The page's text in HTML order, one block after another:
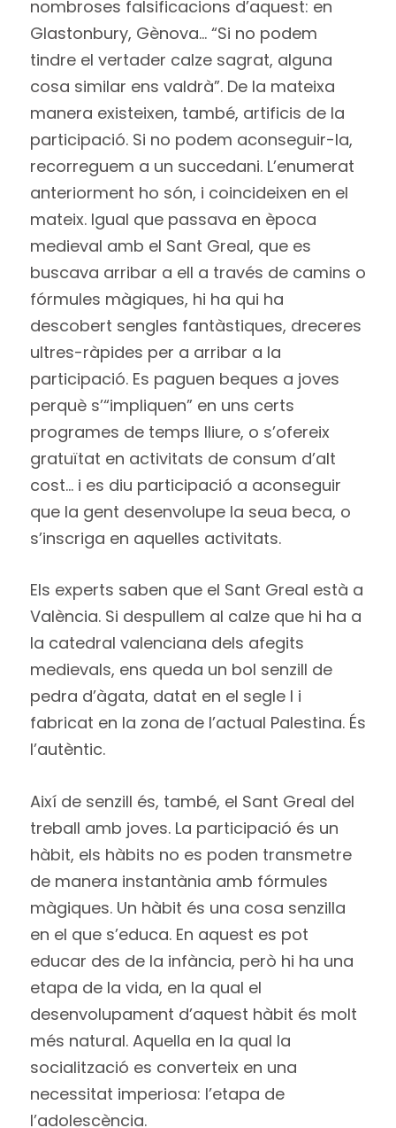
nombroses falsificacions d’aquest: en
Glastonbury, Gènova… “Si no podem
tindre el vertader calze sagrat, alguna
cosa similar ens valdrà”. De la mateixa
manera existeixen, també, artificis de la
participació. Si no podem aconseguir-la,
recorreguem a un succedani. L’enumerat
anteriorment ho són, i coincideixen en el
mateix. Igual que passava en època
medieval amb el Sant Greal, que es
buscava arribar a ell a través de camins o
fórmules màgiques, hi ha qui ha
descobert sengles fantàstiques, dreceres
ultres-ràpides per a arribar a la
participació. Es paguen beques a joves
perquè s’“impliquen” en uns certs
programes de temps lliure, o s’ofereix
gratuïtat en activitats de consum d’alt
cost… i es diu participació a aconseguir
que la gent desenvolupe la seua beca, o
s’inscriga en aquelles activitats.
Els experts saben que el Sant Greal està a
València. Si despullem al calze que hi ha a
la catedral valenciana dels afegits
medievals, ens queda un bol senzill de
pedra d’àgata, datat en el segle I i
fabricat en la zona de l’actual Palestina. És
l’autèntic.
Així de senzill és, també, el Sant Greal del
treball amb joves. La participació és un
hàbit, els hàbits no es poden transmetre
de manera instantània amb fórmules
màgiques. Un hàbit és una cosa senzilla
en el que s’educa. En aquest es pot
educar des de la infància, però hi ha una
etapa de la vida, en la qual el
desenvolupament d’aquest hàbit és molt
més natural. Aquella en la qual la
socialització es converteix en una
necessitat imperiosa: l’etapa de
l’adolescència.